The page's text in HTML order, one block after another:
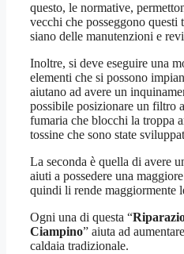
questo, le normative,
vecchi che posseggono
siano delle manutenzioni e
Inoltre, si deve eseguire una
elementi che si possono
aiutano ad avere un
possibile posizionare un filtro
fumaria che blocchi la troppa
tossine che sono state
La seconda è quella di avere
aiuti a possedere una
quindi li rende maggiormente
Ogni una di questa “
Ciampino” aiuta ad
caldaia tradizionale.